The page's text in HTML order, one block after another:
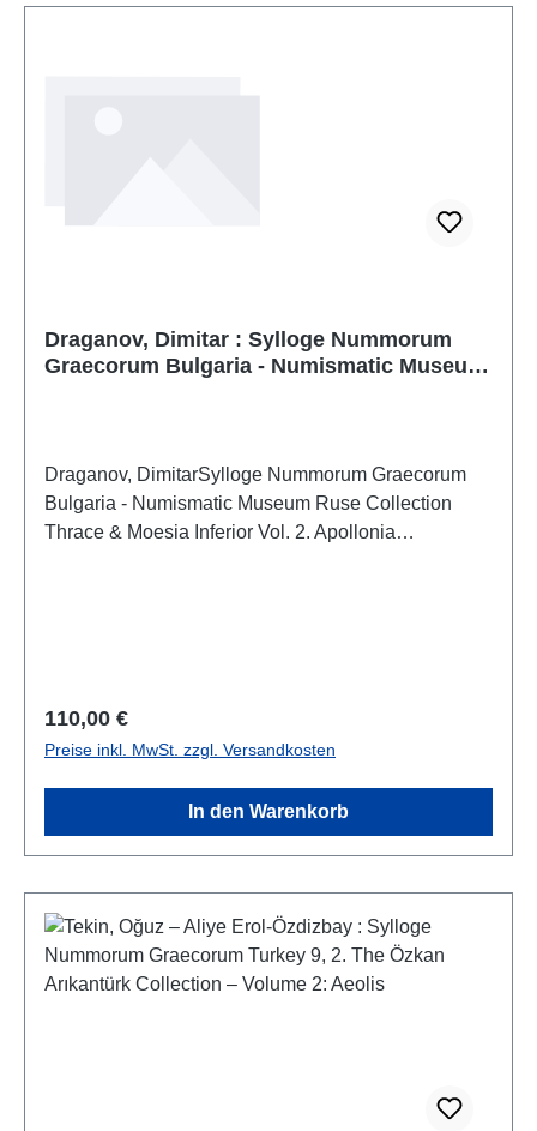
Draganov, Dimitar : Sylloge Nummorum
Graecorum Bulgaria - Numismatic Museum
Draganov, DimitarSylloge Nummorum Graecorum
Bulgaria - Numismatic Museum Ruse Collection
Thrace & Moesia Inferior Vol. 2. Apollonia
Regulärer Preis:
110,00 €
Preise inkl. MwSt. zzgl. Versandkosten
In den Warenkorb